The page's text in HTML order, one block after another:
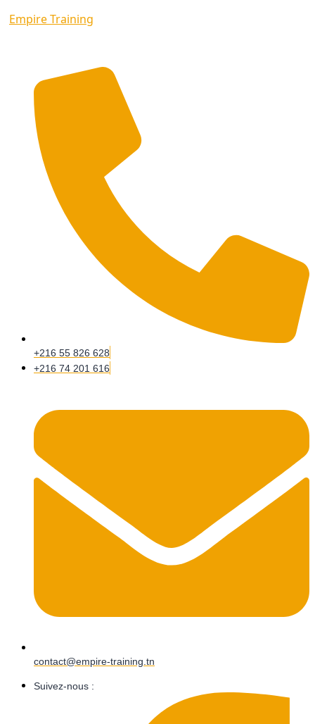
Empire Training
+216 55 826 628
+216 74 201 616
contact@empire-training.tn
Suivez-nous :